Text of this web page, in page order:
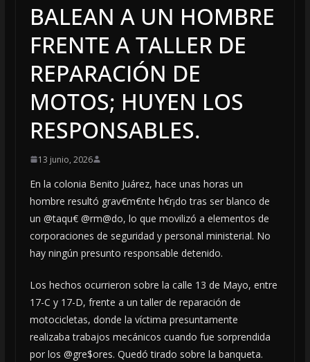
BALEAN A UN HOMBRE
FRENTE A TALLER DE
REPARACIÓN DE
MOTOS; HUYEN LOS
RESPONSABLES.
13 junio, 2026
En la colonia Benito Juárez, hace unas horas un
hombre resultó grav€m€nte h€r¡do tras ser blanco de
un @taqu€ @rm@do, lo que movilizó a elementos de
corporaciones de seguridad y personal ministerial. No
hay ningún presunto responsable detenido.
Los hechos ocurrieron sobre la calle 13 de Mayo, entre
17-C y 17-D, frente a un taller de reparación de
motocicletas, donde la víctima presuntamente
realizaba trabajos mecánicos cuando fue sorprendida
por los @gre$ores. Quedó tirado sobre la banqueta.